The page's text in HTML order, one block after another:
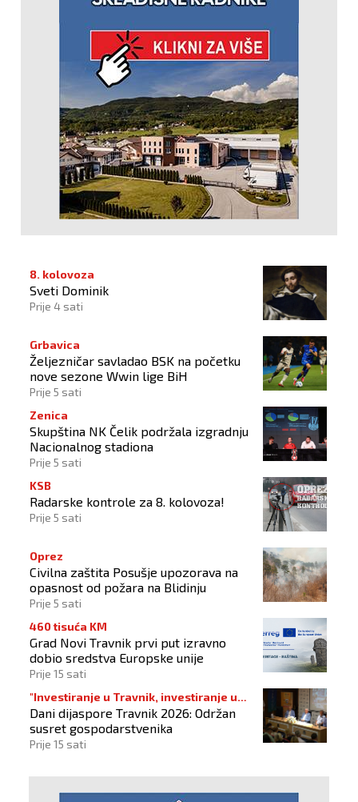
8. kolovoza
Sveti Dominik
Prije 4 sati
Grbavica
Željezničar savladao BSK na početku
nove sezone Wwin lige BiH
Prije 5 sati
Zenica
Skupština NK Čelik podržala izgradnju
Nacionalnog stadiona
Prije 5 sati
KSB
Radarske kontrole za 8. kolovoza!
Prije 5 sati
Oprez
Civilna zaštita Posušje upozorava na
opasnost od požara na Blidinju
Prije 5 sati
460 tisuća KM
Grad Novi Travnik prvi put izravno
dobio sredstva Europske unije
Prije 15 sati
"Investiranje u Travnik, investiranje u
budućnost"
Dani dijaspore Travnik 2026: Održan
susret gospodarstvenika
Prije 15 sati